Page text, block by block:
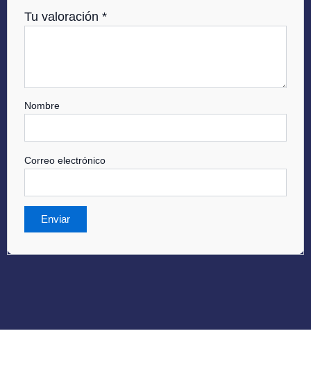
Tu valoración*
Nombre
Correo electrónico